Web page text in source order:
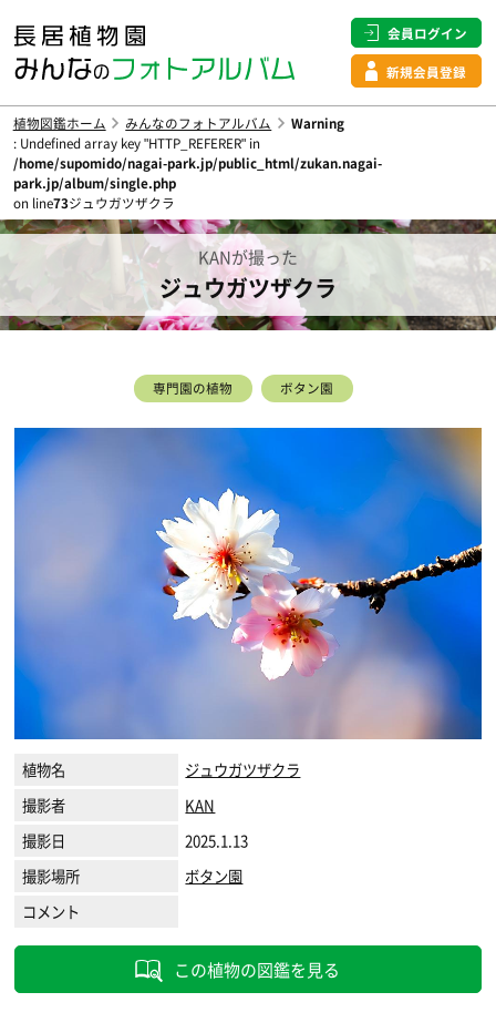
会員ログイン
新規会員登録
植物図鑑ホーム みんなのフォトアルバム
Warning
: Undefined array key "HTTP_REFERER" in
/home/supomido/nagai-park.jp/public_html/zukan.nagai-
park.jp/album/single.php
on line73ジュウガツザクラ
KANが撮った
ジュウガツザクラ
専門園の植物 ボタン園
植物名
ジュウガツザクラ
撮影者
KAN
撮影日
2025.1.13
撮影場所
ボタン園
コメント
この植物の図鑑を見る